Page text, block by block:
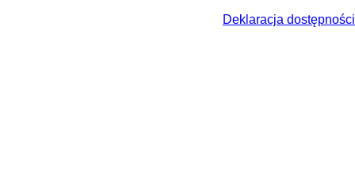
Deklaracja dostępności